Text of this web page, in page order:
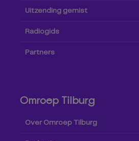
Uitzending gemist
Radiogids
Partners
Omroep Tilburg
Over Omroep Tilburg